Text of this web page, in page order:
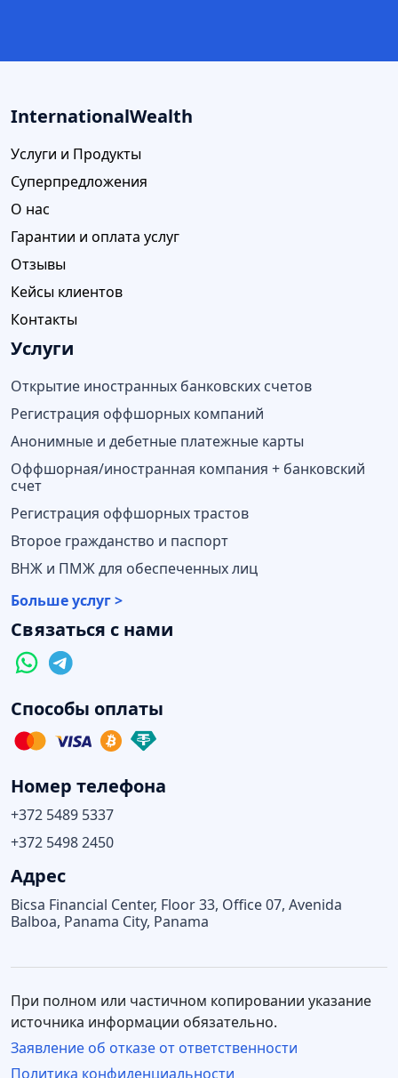
InternationalWealth
Услуги и Продукты
Суперпредложения
О нас
Гарантии и оплата услуг
Отзывы
Кейсы клиентов
Контакты
Услуги
Открытие иностранных банковских счетов
Регистрация оффшорных компаний
Анонимные и дебетные платежные карты
Оффшорная/иностранная компания + банковский
счет
Регистрация оффшорных трастов
Второе гражданство и паспорт
ВНЖ и ПМЖ для обеспеченных лиц
Больше услуг >
Связаться с нами
Способы оплаты
Номер телефона
+372 5489 5337
+372 5498 2450
Адрес
Bicsa Financial Center, Floor 33, Office 07, Avenida
Balboa, Panama City, Panama
Политика конфиденциальности
При полном или частичном копировании указание
источника информации обязательно.
Заявление об отказе от ответственности